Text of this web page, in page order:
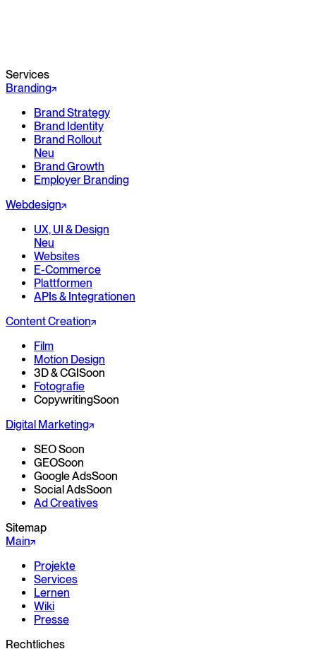
Services
Branding
Brand Strategy
Brand Identity
Brand Rollout
Neu
Brand Growth
Employer Branding
Webdesign
UX, UI & Design
Neu
Websites
E-Commerce
Plattformen
APIs & Integrationen
Content Creation
Film
Motion Design
3D & CGISoon
Fotografie
CopywritingSoon
Digital Marketing
SEOSoon
GEOSoon
Google AdsSoon
Social AdsSoon
Ad Creatives
Sitemap
Main
Projekte
Services
Lernen
Wiki
Presse
Rechtliches